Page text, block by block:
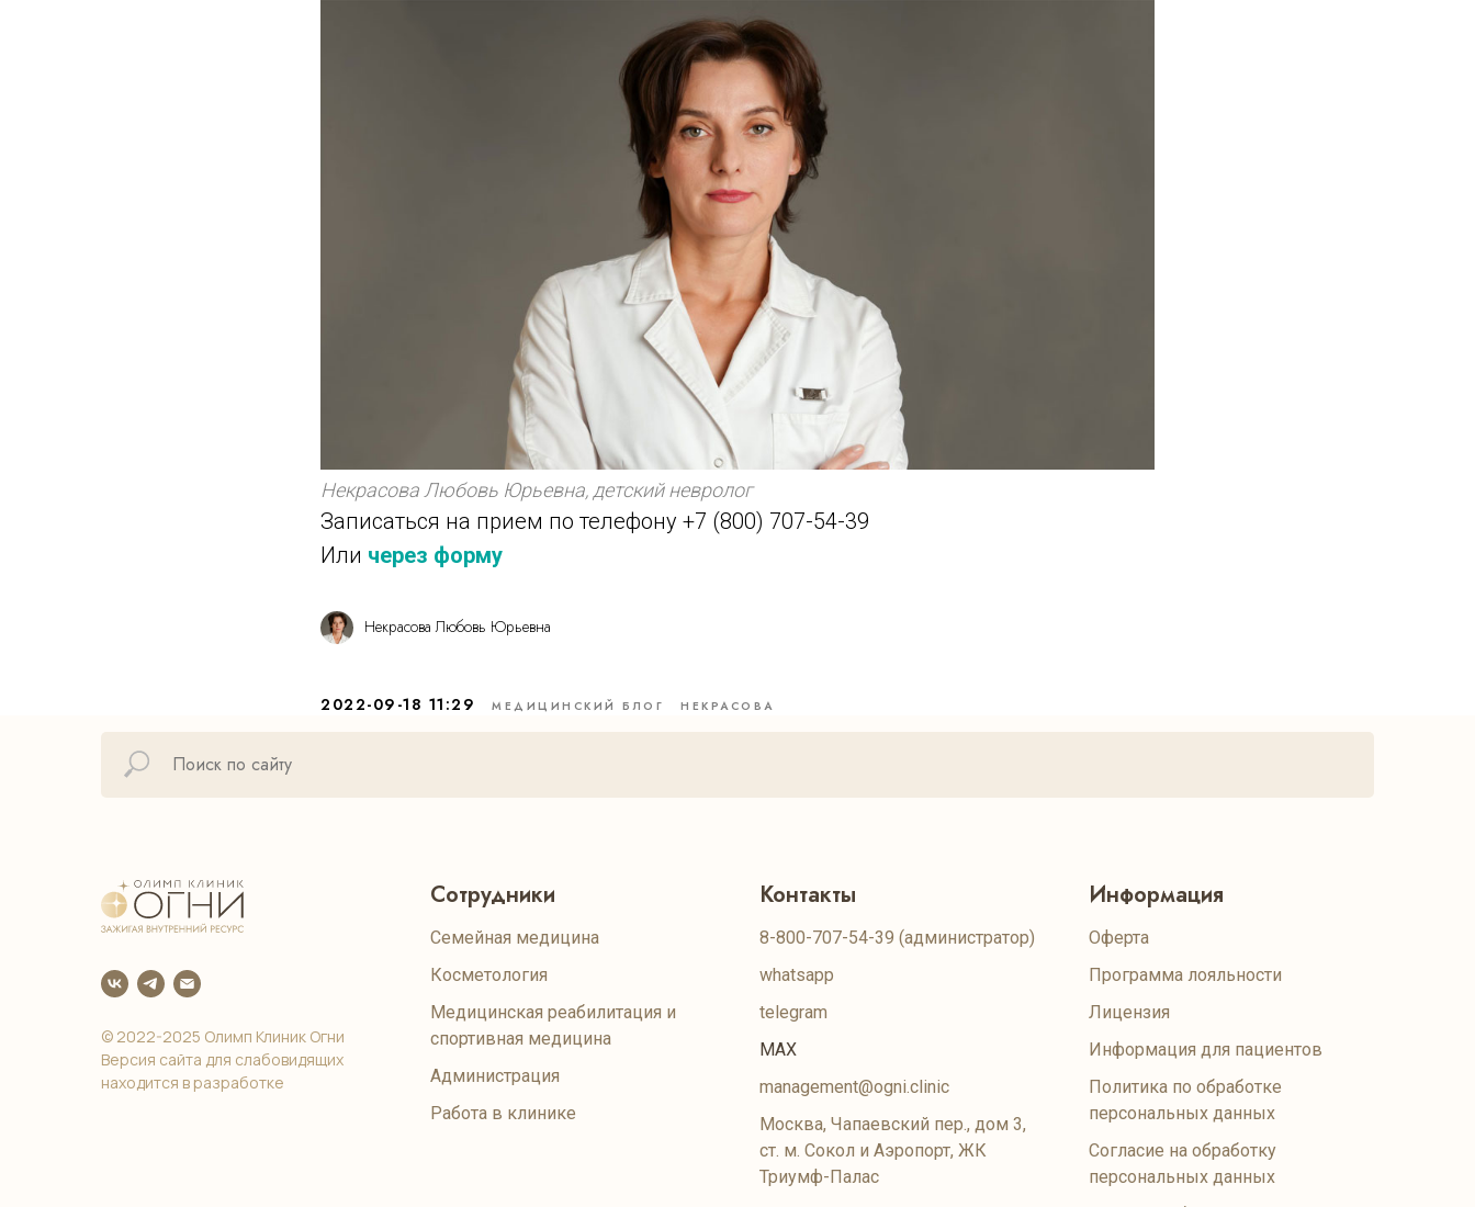
Некрасова Любовь Юрьевна, детский невролог
Записаться на прием по телефону +7 (800) 707-54-39
Или через форму
Некрасова Любовь Юрьевна
2022-09-18 11:29 МЕДИЦИНСКИЙ БЛОГ НЕКРАСОВА
© 2022-2025 Олимп Клиник Огни
Версия сайта для слабовидящих
находится в разработке
Сотрудники
Семейная медицина
Косметология
Медицинская реабилитация и
спортивная медицина
Администрация
Работа в клинике
Контакты
8-800-707-54-39 (администратор)
whatsapp
telegram
MAX
management@ogni.clinic
Москва, Чапаевский пер., дом 3,
ст. м. Сокол и Аэропорт, ЖК
Триумф-Палас
Информация
Оферта
Программа лояльности
Лицензия
Информация для пациентов
Политика по обработке
персональных данных
Согласие на обработку
персональных данных